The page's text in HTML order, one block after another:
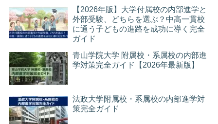
【2026年版】大学付属校の内部進学と
外部受験、どちらを選ぶ？中高一貫校
に通う子どもの進路を成功に導く完全
ガイド
青山学院大学 附属校・系属校の内部進
学対策完全ガイド【2026年最新版】
法政大学附属校・系属校の内部進学対
策完全ガイド